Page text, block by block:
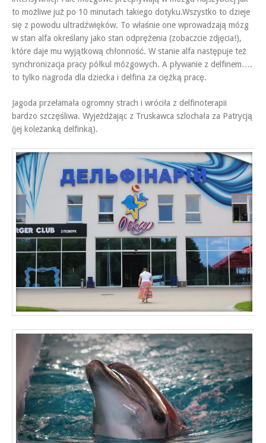
to możliwe już po 10 minutach takiego dotyku.Wszystko to dzieje
się z powodu ultradźwięków. To właśnie one wprowadzają mózg
w stan alfa określany jako stan odprężenia (zobaczcie zdjęcia!),
które daje mu wyjątkową chłonność. W stanie alfa następuje też
synchronizacja pracy półkul mózgowych. A pływanie z delfinem….
to tylko nagroda dla dziecka i delfina za ciężką pracę.
Jagoda przełamała ogromny strach i wróciła z delfinoterapii
bardzo szczęśliwa. Wyjeżdżając z Truskawca szlochała za Patrycją
(jej koleżanką delfinką).